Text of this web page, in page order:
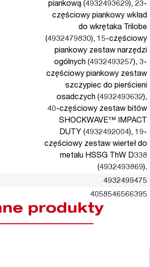
piankową (4932493629), 23-
częściowy piankowy wkład
do wkrętaka Trilobe
(4932479830), 15-częściowy
piankowy zestaw narzędzi
ogólnych (4932493257), 3-
częściowy piankowy zestaw
szczypiec do pierścieni
osadczych (4932493632),
40-częściowy zestaw bitów
SHOCKWAVE™ IMPACT
DUTY (4932492004), 19-
częściowy zestaw wierteł do
metalu HSSG ThW D338
(4932493869).
4932499475
4058546566395
produkty